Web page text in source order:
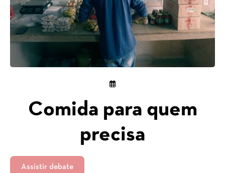
Comida para quem
precisa
Assistir debate